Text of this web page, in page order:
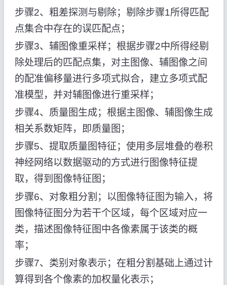
步骤2、粗差探测与剔除；剔除步骤1所得匹配
点集合中存在的误匹配点；
步骤3、辅图像重采样；根据步骤2中所得经剔
除处理后的匹配点集，对主图像、辅图像之间
的配准偏移量进行多项式拟合，建立多项式配
准模型，并对辅图像进行重采样；
步骤4、质量图生成；根据主图像、辅图像生成
相关系数矩阵，即质量图；
步骤5、提取质量图特征；使用多层堆叠的卷积
神经网络以数据驱动的方式进行图像特征提
取，得到图像特征图；
步骤6、对象粗分割；以图像特征图为输入，将
图像特征图分为若干个区域，每个区域对应一
类，描述图像特征图中各像素属于该类的概
率；
步骤7、类别对象表示；在粗分割基础上通过计
算得到各个像素的加权量化表示；